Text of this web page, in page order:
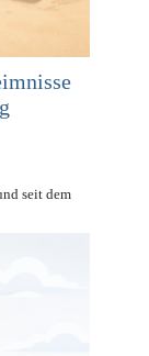
seit dem